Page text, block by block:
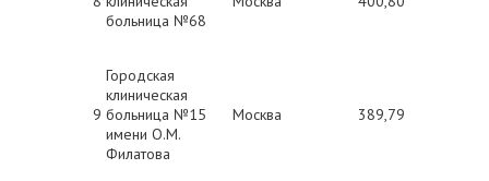
больница №68
9
Городская
клиническая
больница №15
имени О.М.
Филатова
Москва 389,79